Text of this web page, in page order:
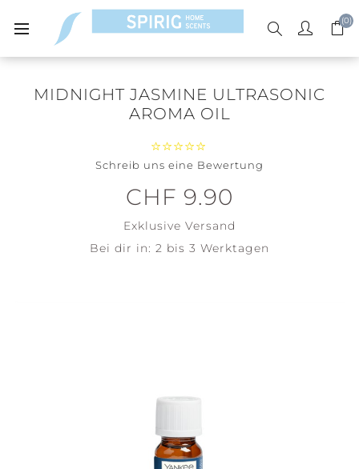
(0)
MIDNIGHT JASMINE ULTRASONIC
AROMA OIL
Schreib uns eine Bewertung
CHF 9.90
Exklusive Versand
Bei dir in: 2 bis 3 Werktagen